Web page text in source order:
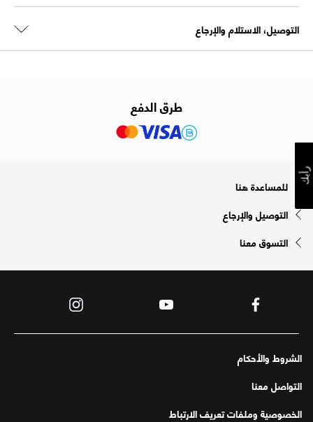
التوصيل، الاستلام والإرجاع
طرق الدفع
للمساعدة هنا
التوصيل والإرجاع
التسوق معنا
الشروط والأحكام
التواصل معنا
الخصوصية وملفات تعريف الارتباط
رأيك